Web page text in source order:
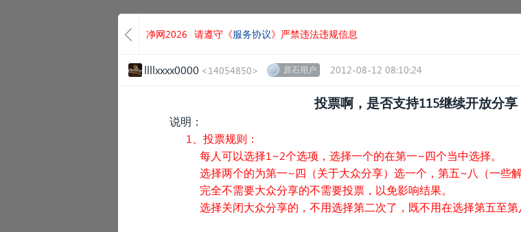
净网2026 请遵守《服务协议》严禁违法违规信息
llllxxxx0000 <14054850> 原石用户 2012-08-12 08:10:24
投票啊，是否支持115继续开放分享
说明：
1、投票规则：
每人可以选择1~2个选项，选择一个的在第一~四个当中选择。
选择两个的为第一~四（关于大众分享）选一个，第五~八（一些解
完全不需要大众分享的不需要投票，以免影响结果。
选择关闭大众分享的，不用选择第二次了，既不用在选择第五至第